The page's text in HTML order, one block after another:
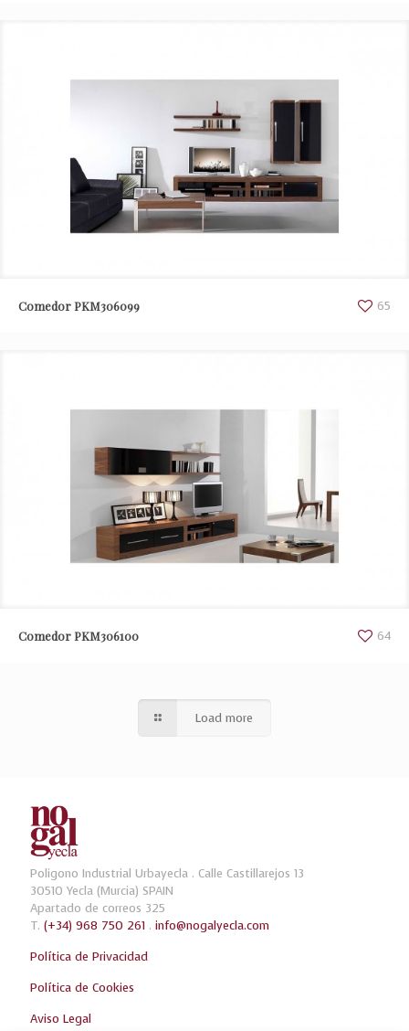
Comedor PKM306099 65
Comedor PKM306100 64
Load more
Poligono Industrial Urbayecla . Calle Castillarejos 13
30510 Yecla (Murcia) SPAIN
Apartado de correos 325
T. (+34) 968 750 261 . info@nogalyecla.com
Política de Privacidad
Política de Cookies
Aviso Legal